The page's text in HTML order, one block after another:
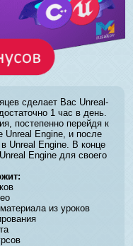
сделает Вас Unreal-
1 час в день.
постепенно перейдя к
Unreal Engine, и после
Unreal Engine. В конце
Engine для своего
из уроков